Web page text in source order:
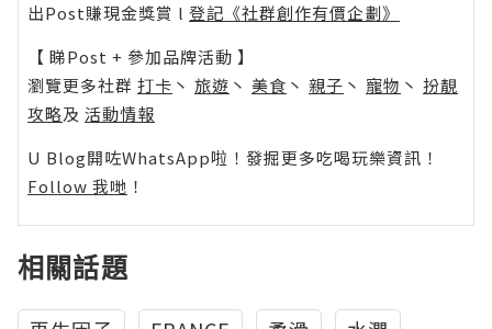
出Post賺現金獎賞 l 登記《社群創作有價企劃》
【 睇Post + 參加品牌活動 】
瀏覽更多社群 打卡 丶 旅遊 丶 美食 丶 親子 丶 寵物 丶 扮靚
攻略及 活動情報
U Blog開咗WhatsApp啦！發掘更多吃喝玩樂資訊！
Follow 我哋 ！
相關話題